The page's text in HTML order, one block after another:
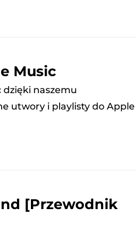
Music
dzięki naszemu
utwory i playlisty do Apple
[Przewodnik